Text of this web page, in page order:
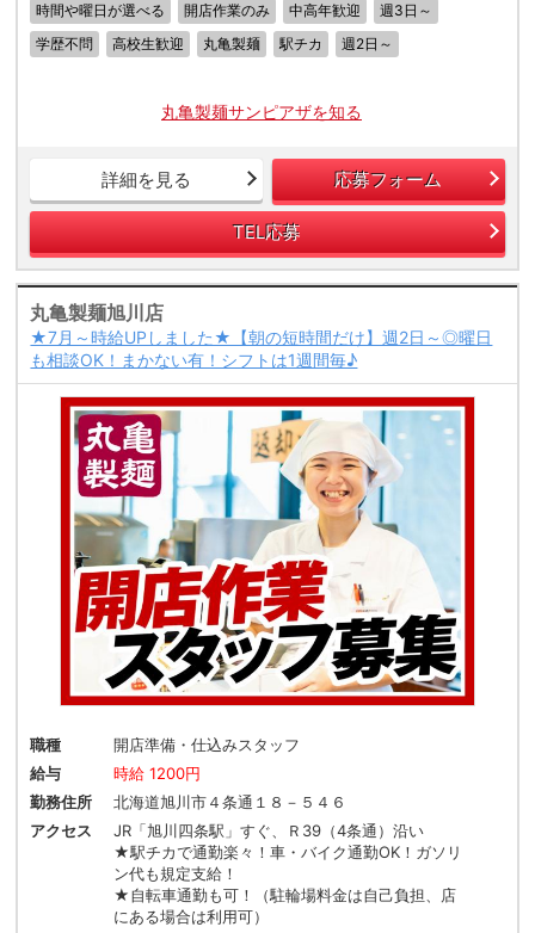
時間や曜日が選べる
開店作業のみ 中高年歓迎
週3日～
学歴不問
高校生歓迎 丸亀製麺 駅チカ 週2日～
丸亀製麺サンピアザを知る
詳細を見る 応募フォーム
TEL応募
丸亀製麺旭川店
★7月～時給UPしました★【朝の短時間だけ】週2日～◎曜日
も相談OK！まかない有！シフトは1週間毎♪
職種
開店準備・仕込みスタッフ
給与
時給 1200円
勤務住所
北海道旭川市４条通１８－５４６
アクセス
JR「旭川四条駅」すぐ、Ｒ39（4条通）沿い
★駅チカで通勤楽々！車・バイク通勤OK！ガソリ
ン代も規定支給！
★自転車通勤も可！（駐輪場料金は自己負担、店
にある場合は利用可）